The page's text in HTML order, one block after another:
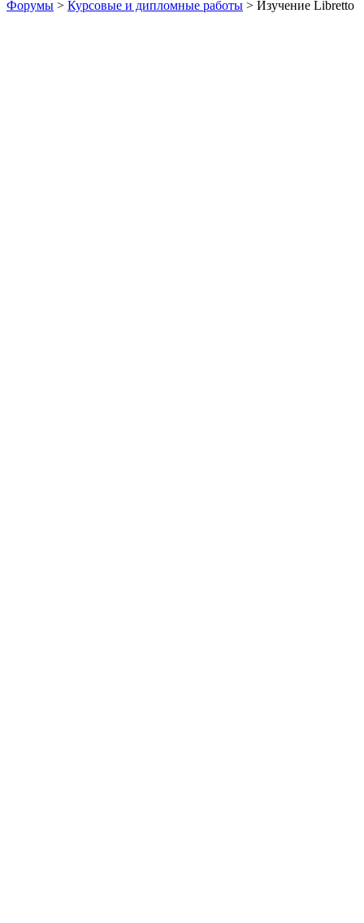
Форумы > Курсовые и дипломные работы > Изучение Libretto